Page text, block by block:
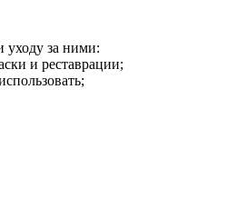
уходу за ними:
и реставрации;